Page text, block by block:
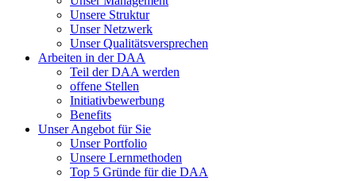
Unsere Struktur
Unser Netzwerk
Unser Qualitätsversprechen
Arbeiten in der DAA
Teil der DAA werden
offene Stellen
Initiativbewerbung
Benefits
Unser Angebot für Sie
Unser Portfolio
Unsere Lernmethoden
Top 5 Gründe für die DAA